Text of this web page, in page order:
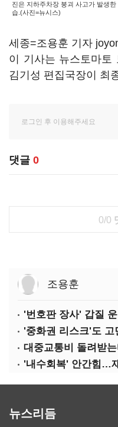
진은 지하주차장 붕괴 사고가 발생
습.(사진=뉴시스)
세종=조용훈 기자
이 기사는 뉴스토마토
김기성 편집국장이 최
댓글 0
0/0
조용훈
'번호판 장사' 갑질
'내수회복' 안간힘…
뉴스리듬